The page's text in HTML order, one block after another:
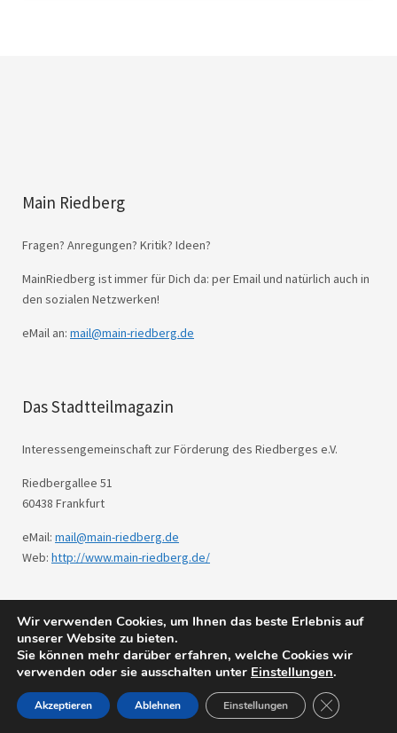
Main Riedberg
Fragen? Anregungen? Kritik? Ideen?
MainRiedberg ist immer für Dich da: per Email und natürlich auch in
den sozialen Netzwerken!
eMail an: mail@main-riedberg.de
Das Stadtteilmagazin
Interessengemeinschaft zur Förderung des Riedberges e.V.
Riedbergallee 51
60438 Frankfurt
eMail: mail@main-riedberg.de
Web: http://www.main-riedberg.de/
© 2026 Main Riedberg. Powered by WordPress
Theme: Weta vonElmastudio.
Wir verwenden Cookies, um Ihnen das beste Erlebnis auf
unserer Website zu bieten.
Sie können mehr darüber erfahren, welche Cookies wir
verwenden oder sie ausschalten unter Einstellungen.
Akzeptieren Ablehnen Einstellungen GDPR